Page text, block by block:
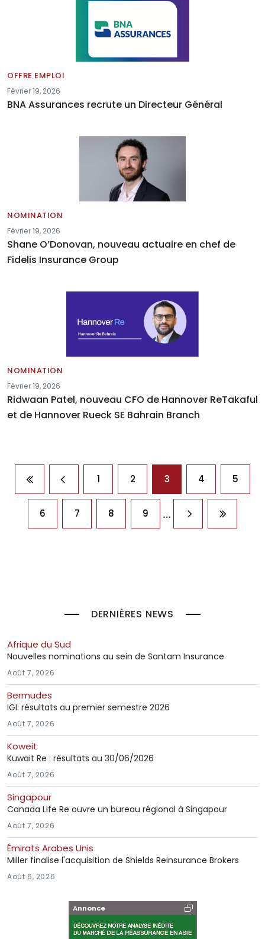
OFFRE EMPLOI
Février 19, 2026
BNA Assurances recrute un Directeur Général
NOMINATION
Février 19, 2026
Shane O’Donovan, nouveau actuaire en chef de
Fidelis Insurance Group
NOMINATION
Février 19, 2026
Ridwaan Patel, nouveau CFO de Hannover ReTakaful
et de Hannover Rueck SE Bahrain Branch
Pagination
Première page
Page précédente
1 2 3 4 5
6 7 8 9 … Page suivante
Dernière
DERNIÈRES NEWS
Afrique du Sud
Nouvelles nominations au sein de Santam Insurance
Août 7, 2026
Bermudes
IGI: résultats au premier semestre 2026
Août 7, 2026
Koweit
Kuwait Re : résultats au 30/06/2026
Août 7, 2026
Singapour
Canada Life Re ouvre un bureau régional à Singapour
Août 7, 2026
Émirats Arabes Unis
Miller finalise l'acquisition de Shields Reinsurance Brokers
Août 6, 2026
Annonce